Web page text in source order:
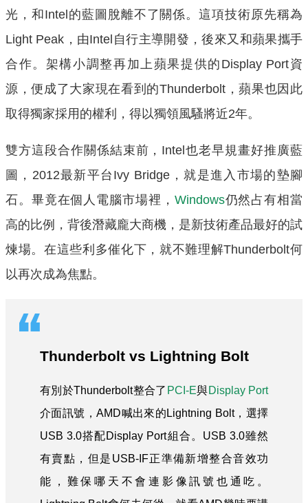
光，和Intel的藍圖脫離不了關係。這項技術原先稱為
Light Peak，由Intel自行主導開發，後來又和蘋果攜手
合作。架構小調整再加上蘋果提供的Display Port資
源，便成了大家現在看到的Thunderbolt，蘋果也因此
取得獨家採用的權利，得以獨領風騷將近2年。
雙方這段合作關係結束前，Intel也老早規畫好推廣藍
圖，2012最新平台Ivy Bridge，就是進入市場的墊腳
石。畢竟在個人電腦市場裡， Windows仍然占有相當
高的比例，背後潛藏龐大商機，是新技術產品最好的試
煉場。在這些利多催化下，就不難理解Thunderbolt何
以再次成為焦點。
Thunderbolt vs Lightning Bolt
有別於Thunderbolt整合了 PCI-E與Display Port
介面訊號，AMD喊出來的Lightning Bolt，選擇
USB 3.0搭配Display Port組合。USB 3.0雖然
有賣點，但是USB-IF正準備新增整合音效功
能，難保哪天不會連影像訊號也通吃。